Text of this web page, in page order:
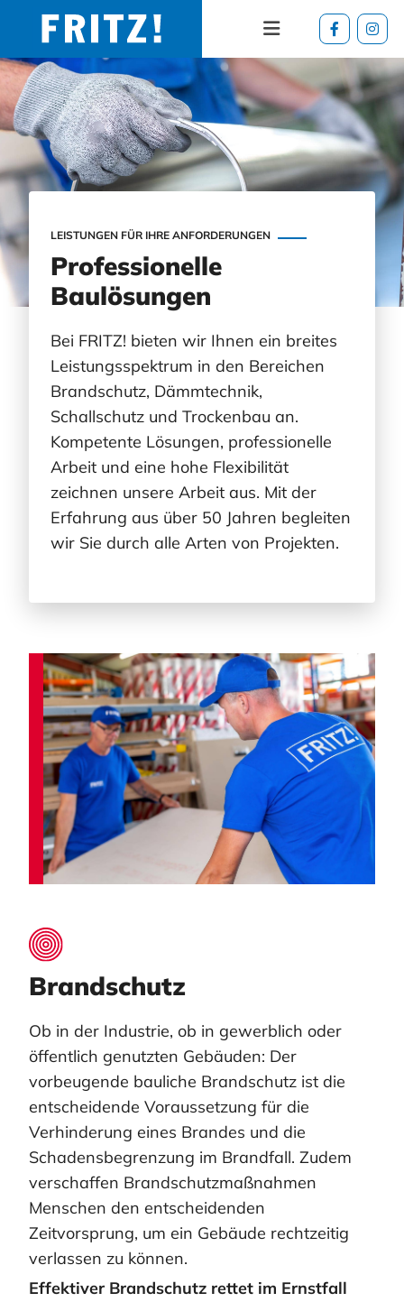
LEISTUNGEN FÜR IHRE ANFORDERUNGEN
Professionelle
Baulösungen
Bei FRITZ! bieten wir Ihnen ein breites
Leistungsspektrum in den Bereichen
Brandschutz, Dämmtechnik,
Schallschutz und Trockenbau an.
Kompetente Lösungen, professionelle
Arbeit und eine hohe Flexibilität
zeichnen unsere Arbeit aus. Mit der
Erfahrung aus über 50 Jahren begleiten
wir Sie durch alle Arten von Projekten.
Brandschutz
Ob in der Industrie, ob in gewerblich oder
öffentlich genutzten Gebäuden: Der
vorbeugende bauliche Brandschutz ist die
entscheidende Voraussetzung für die
Verhinderung eines Brandes und die
Schadensbegrenzung im Brandfall. Zudem
verschaffen Brandschutzmaßnahmen
Menschen den entscheidenden
Zeitvorsprung, um ein Gebäude rechtzeitig
verlassen zu können.
Effektiver Brandschutz rettet im Ernstfall